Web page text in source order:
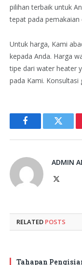
pilihan terbaik untuk
tepat pada pemakaian
Untuk harga, Kami
kepada Anda. Harga
tipe dari water heater
pada Kami. Konsultasi
Facebook
ADMIN
RELATED POSTS
Tahapan